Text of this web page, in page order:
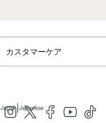
カスタマーケア
Japan Japanese